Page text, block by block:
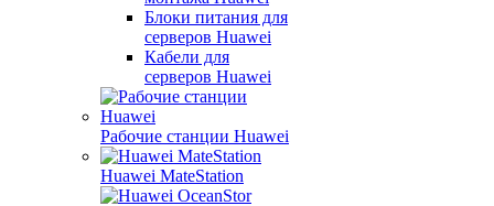
Блоки питания для
серверов Huawei
Кабели для
серверов Huawei
Рабочие станции Huawei
Huawei MateStation